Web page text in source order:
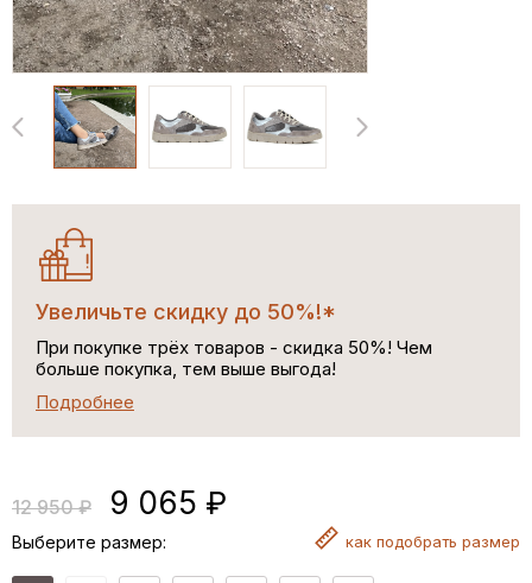
Увеличьте скидку до 50%!*
При покупке трёх товаров - скидка 50%! Чем
больше покупка, тем выше выгода!
Подробнее
12 950 ₽ 9 065 ₽
Выберите размер: как подобрать размер